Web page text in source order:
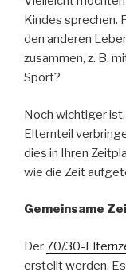
Kindes sprechen.
den anderen
zusammen, z. B.
Sport?
Noch wichtiger
Elternteil
dies in Ihren
wie die Zeit
Gemeinsame
Der70/30-
erstellt werden.